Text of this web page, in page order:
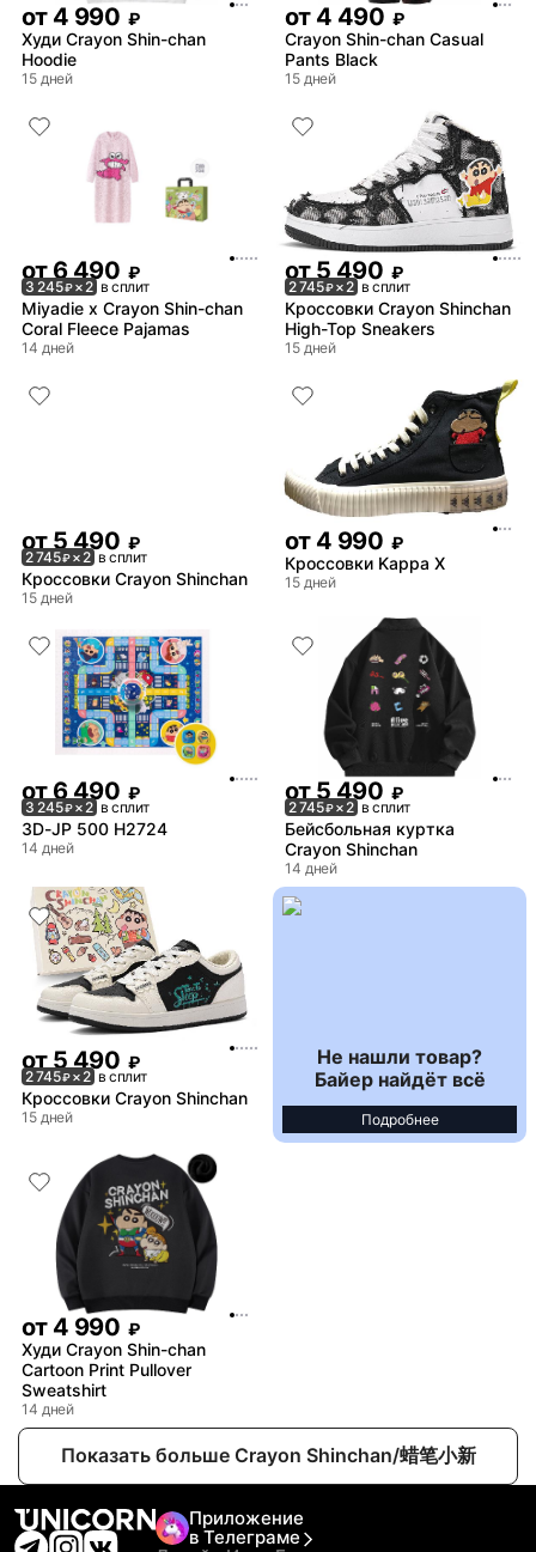
от 4 990 ₽
Худи Crayon Shin-chan
Hoodie
15 дней
от 4 490 ₽
Crayon Shin-chan Casual
Pants Black
15 дней
от6 490 ₽
3 245₽× 2 в сплит
Miyadie x Crayon Shin-chan
Coral Fleece Pajamas
14 дней
от5 490 ₽
2 745₽× 2 в сплит
Кроссовки Crayon Shinchan
High-Top Sneakers
15 дней
от5 490 ₽
2 745₽× 2 в сплит
Кроссовки Crayon Shinchan
15 дней
от 4 990 ₽
Кроссовки Kappa X
15 дней
от 6 490 ₽
3 245₽× 2 в сплит
3D-JP 500 H2724
14 дней
от 5 490 ₽
2 745₽× 2 в сплит
Бейсбольная куртка
Crayon Shinchan
14 дней
от5 490 ₽
2 745₽× 2 в сплит
Кроссовки Crayon Shinchan
15 дней
Не нашли товар?
Байер найдёт всё
Подробнее
от 4 990 ₽
Худи Crayon Shin-chan
Cartoon Print Pullover
Sweatshirt
14 дней
Показать больше Crayon Shinchan/蜡笔小新
Приложение
в Телеграме